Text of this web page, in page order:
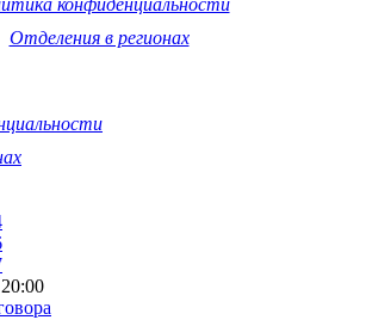
конфиденциальности
Отделения в регионах